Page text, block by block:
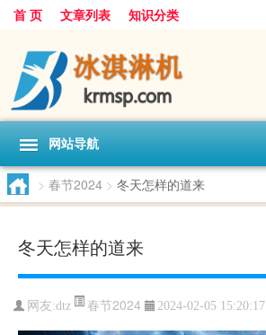
首 页 文章列表 知识分类
网站导航
> 春节2024 > 冬天怎样的道来
冬天怎样的道来
网友:dtz 春节2024 2024-02-05 15:20:17